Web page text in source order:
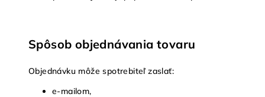
Spôsob objednávania tovaru
Objednávku môže spotrebiteľ zaslať:
e-mailom,